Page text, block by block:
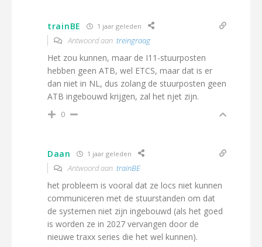
trainBE 1 jaar geleden
Antwoord aan treingraag
Het zou kunnen, maar de I11-stuurposten
hebben geen ATB, wel ETCS, maar dat is er
dan niet in NL, dus zolang de stuurposten geen
ATB ingebouwd krijgen, zal het njet zijn.
0
Daan 1 jaar geleden
Antwoord aan trainBE
het probleem is vooral dat ze locs niet kunnen
communiceren met de stuurstanden om dat
de systemen niet zijn ingebouwd (als het goed
is worden ze in 2027 vervangen door de
nieuwe traxx series die het wel kunnen).